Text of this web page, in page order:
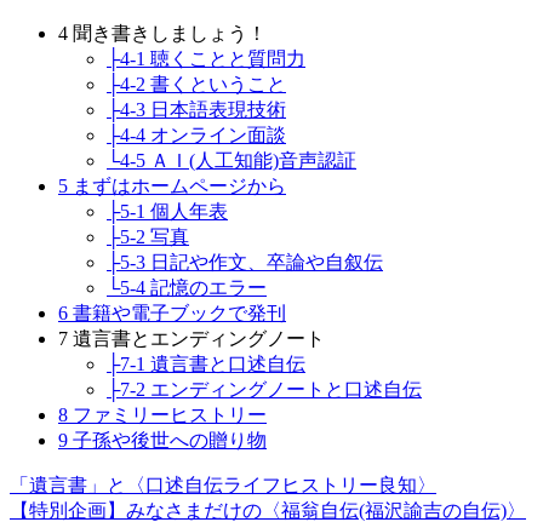
4 聞き書きしましょう！
├4-1 聴くことと質問力
├4-2 書くということ
├4-3 日本語表現技術
├4-4 オンライン面談
└4-5 ＡＩ(人工知能)音声認証
5 まずはホームページから
├5-1 個人年表
├5-2 写真
├5-3 日記や作文、卒論や自叙伝
└5-4 記憶のエラー
6 書籍や電子ブックで発刊
7 遺言書とエンディングノート
├7-1 遺言書と口述自伝
├7-2 エンディングノートと口述自伝
8 ファミリーヒストリー
9 子孫や後世への贈り物
「遺言書」と〈口述自伝ライフヒストリー良知〉
【特別企画】みなさまだけの〈福翁自伝(福沢諭吉の自伝)〉